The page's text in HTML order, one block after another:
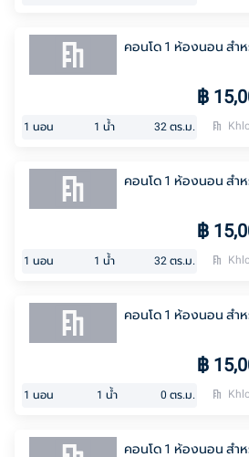
คอนโด 1 ห้องนอน สำห
฿
1 นอน 1 น้ำ 32 ตร.ม.
คอนโด 1 ห้องนอน สำห
฿
1 นอน 1 น้ำ 32 ตร.ม.
คอนโด 1 ห้องนอน สำห
฿
1 นอน 1 น้ำ 0 ตร.ม.
คอนโด 1 ห้องนอน สำห